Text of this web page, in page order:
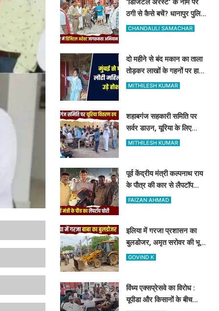
'डिजिटल अरेस्ट' के नाम पर
ठगी से कैसे बचें? धानापुर पुलिस
ने दिए सुरक्षा टिप्स
CHANDAULI SAMACHAR
दो महीने से बंद मकान का ताला
तोड़कर लाखों के गहनों पर हाथ
साफ, मुंबई से लौटी महिला सन्न
MITHILESH KUMAR
शहाबगंज सहकारी समिति पर
सर्वर डाउन, यूरिया के लिए
दिनभर लाइन में लगकर खाली
MITHILESH KUMAR
पूर्व केंद्रीय मंत्री कल्पनाथ राय
के पौत्र की कार से लैपटॉप
चोरी, मोबाइल ट्रैकिंग से
FAIZAN AHMAD
इलिया में गरजा प्रशासन का
बुलडोजर, अमृत सरोवर की भूमि
से ढहाया गया 23 साल पुराना
GOVIND K
विंध्य एक्सप्रेसवे का विरोध :
यूपीडा और किसानों के बीच